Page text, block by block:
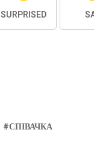
SURPRISED
СПІВАЧКА